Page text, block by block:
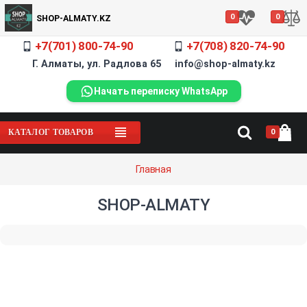
SHOP-ALMATY.KZ 0 0
+7(701) 800-74-90 +7(708) 820-74-90
Г. Алматы, ул. Радлова 65 info@shop-almaty.kz
Начать переписку WhatsApp
КАТАЛОГ ТОВАРОВ 0
Главная
SHOP-ALMATY